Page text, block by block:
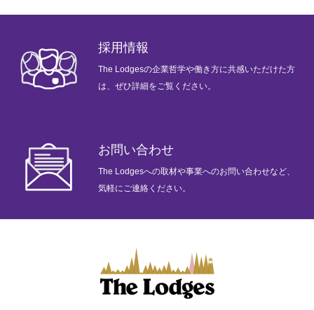
会社情報
採用情報
The Lodgesの企業哲学や働き方に共感いただけた方
は、ぜひ詳細をご覧ください。
お問い合わせ
The Lodgesへの取材や事業へのお問い合わせなど、
気軽にご連絡ください。